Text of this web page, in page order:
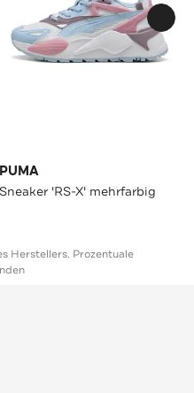
PUMA
Sneaker 'RS-X' mehrfarbig
Herstellers. Prozentuale